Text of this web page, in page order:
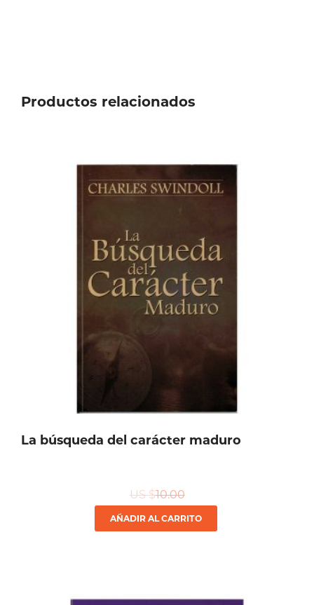
Productos relacionados
La búsqueda del carácter maduro
US $10.00
AÑADIR AL CARRITO